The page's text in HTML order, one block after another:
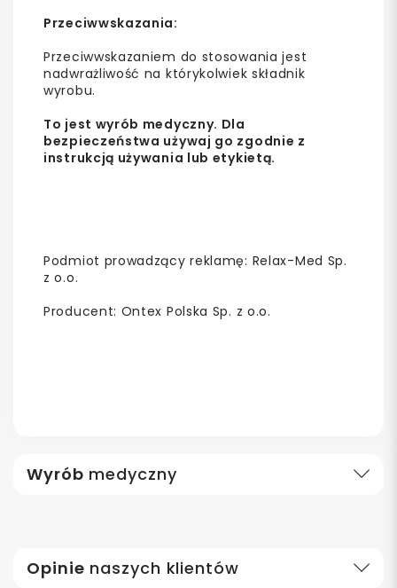
Przeciwwskazania:
Przeciwwskazaniem do stosowania jest
nadwrażliwość na którykolwiek składnik
wyrobu.
To jest wyrób medyczny. Dla
bezpieczeństwa używaj go zgodnie z
instrukcją używania lub etykietą.
Podmiot prowadzący reklamę: Relax-Med Sp.
z o.o.
Producent: Ontex Polska Sp. z o.o.
Wyrób medyczny
Opinie naszych klientów